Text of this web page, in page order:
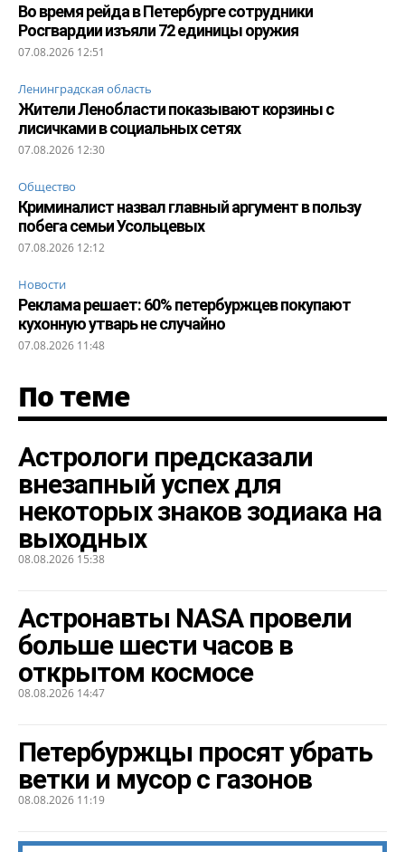
Во время рейда в Петербурге сотрудники
Росгвардии изъяли 72 единицы оружия
07.08.2026 12:51
Ленинградская область
Жители Ленобласти показывают корзины с
лисичками в социальных сетях
07.08.2026 12:30
Общество
Криминалист назвал главный аргумент в пользу
побега семьи Усольцевых
07.08.2026 12:12
Новости
Реклама решает: 60% петербуржцев покупают
кухонную утварь не случайно
07.08.2026 11:48
По теме
Астрологи предсказали
внезапный успех для
некоторых знаков зодиака на
выходных
08.08.2026 15:38
Астронавты NASA провели
больше шести часов в
открытом космосе
08.08.2026 14:47
Петербуржцы просят убрать
ветки и мусор с газонов
08.08.2026 11:19